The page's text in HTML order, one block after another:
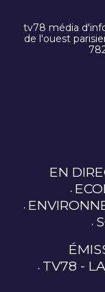
tv78 média
de l'ouest
EN
TV78 -